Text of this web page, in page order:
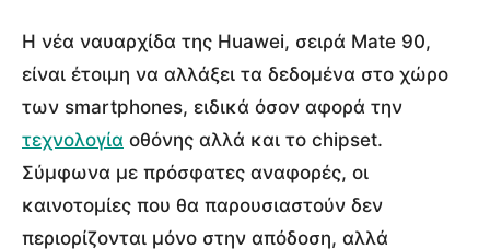
Η νέα ναυαρχίδα της Huawei, σειρά Mate 90,
είναι έτοιμη να αλλάξει τα δεδομένα στο χώρο
των smartphones, ειδικά όσον αφορά την
τεχνολογία οθόνης αλλά και το chipset.
Σύμφωνα με πρόσφατες αναφορές, οι
καινοτομίες που θα παρουσιαστούν δεν
περιορίζονται μόνο στην απόδοση, αλλά